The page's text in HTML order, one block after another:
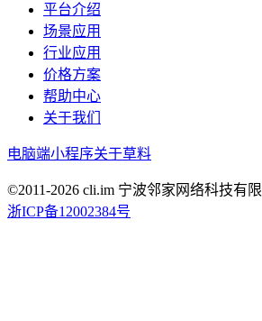
平台介绍
场景应用
行业应用
价格方案
帮助中心
关于我们
电脑端小程序关于草料
©2011-2026 cli.im 宁波邻家网络科技有
浙ICP备12002384号